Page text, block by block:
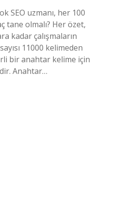
SEO uzmanı, her 100
tane olmalı? Her özet,
kadar çalışmaların
11000 kelimeden
bir anahtar kelime için
Anahtar…